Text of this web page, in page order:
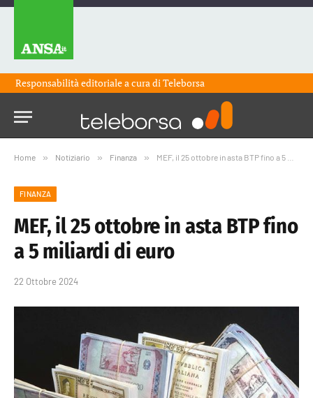
Responsabilità editoriale a cura diTeleborsa
Home » Notiziario » Finanza » MEF, il 25 ottobre in asta BTP fino a 5 miliardi di euro
FINANZA
MEF, il 25 ottobre in asta BTP fino
a 5 miliardi di euro
22 Ottobre 2024